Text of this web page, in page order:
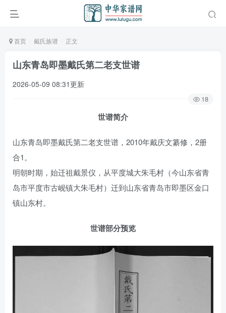
首页 戴氏族谱 正文
山东青岛即墨戴氏第二老支世谱
2026-05-09 08:31更新
18
世谱简介
山东青岛即墨戴氏第二老支世谱，2010年戴庆文纂修，2册
合1。
明朝时期，始迁祖戴景仪，从平度城大朱毛村（今山东省青
岛市平度市古岘镇大朱毛村）迁到山东省青岛市即墨区金口
镇山东村。
世谱部分预览